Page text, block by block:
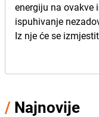
energiju na ovakve
ispuhivanje
Iz nje će se
/ Najnovije